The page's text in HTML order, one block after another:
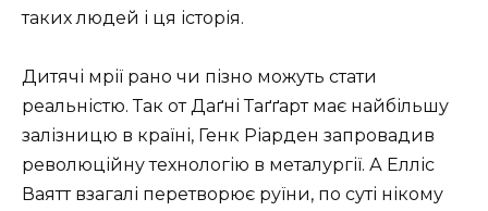
таких людей і ця історія.
Дитячі мрії рано чи пізно можуть стати
реальністю. Так от Даґні Таґґарт має найбільшу
залізницю в країні, Генк Ріарден запровадив
революційну технологію в металургії. А Елліс
Ваятт взагалі перетворює руїни, по суті нікому